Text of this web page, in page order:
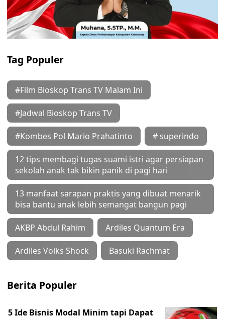
Tag Populer
#Film Bioskop Trans TV Malam Ini
#Jadwal Bioskop Trans TV
#Kombes Pol Mario Prahatinto # superindo
12 tips membagi tugas suami istri agar persiapan
sekolah anak tak bikin panik di pagi hari
13 manfaat sarapan praktis yang dibuat menarik
bisa bantu anak lebih semangat bangun pagi
AKBP Abdul Rahim Ardiles Quantum Era
Ardiles Volks Shock Basuki Rachmat
Berita Populer
5 Ide Bisnis Modal Minim tapi Dapat